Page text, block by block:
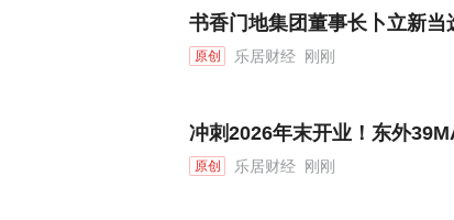
书香门地集团董事长卜立新
原创 乐居财经 刚刚
冲刺2026年末开业！东外
原创 乐居财经 刚刚